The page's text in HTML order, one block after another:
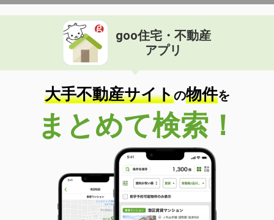
岐阜県岐阜市茜部中島２丁目
価 格
1,370万円
住 所
岐阜県岐阜市茜部中島２丁目
専有面積 73.94m²
間取り
3LDK
岐阜県岐阜市徹明通２
価 格
2,780万円
岐阜県岐阜市徹明通２
53.93m²
間取り
1LDK
岐阜県大垣市室村町４丁目
goo住宅・不動産
アプリ
大手不動産サイトの物件を
まとめて検索！